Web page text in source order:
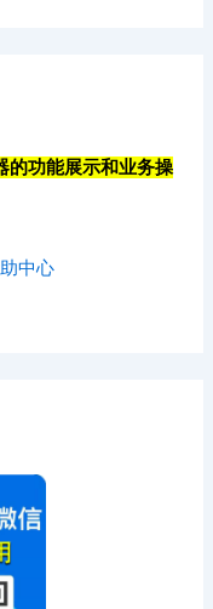
的功能展示和业务操
中心